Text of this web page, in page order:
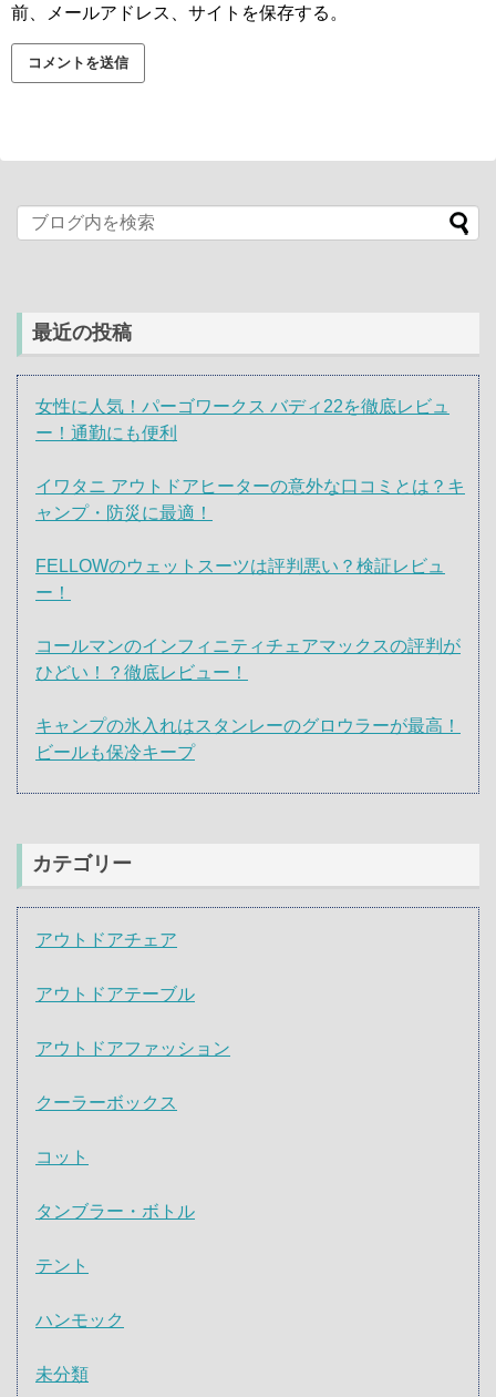
前、メールアドレス、サイトを保存する。
最近の投稿
女性に人気！パーゴワークス バディ22を徹底レビュ
ー！通勤にも便利
イワタニ アウトドアヒーターの意外な口コミとは？キ
ャンプ・防災に最適！
FELLOWのウェットスーツは評判悪い？検証レビュ
ー！
コールマンのインフィニティチェアマックスの評判が
ひどい！？徹底レビュー！
キャンプの氷入れはスタンレーのグロウラーが最高！
ビールも保冷キープ
カテゴリー
アウトドアチェア
アウトドアテーブル
アウトドアファッション
クーラーボックス
コット
タンブラー・ボトル
テント
ハンモック
未分類